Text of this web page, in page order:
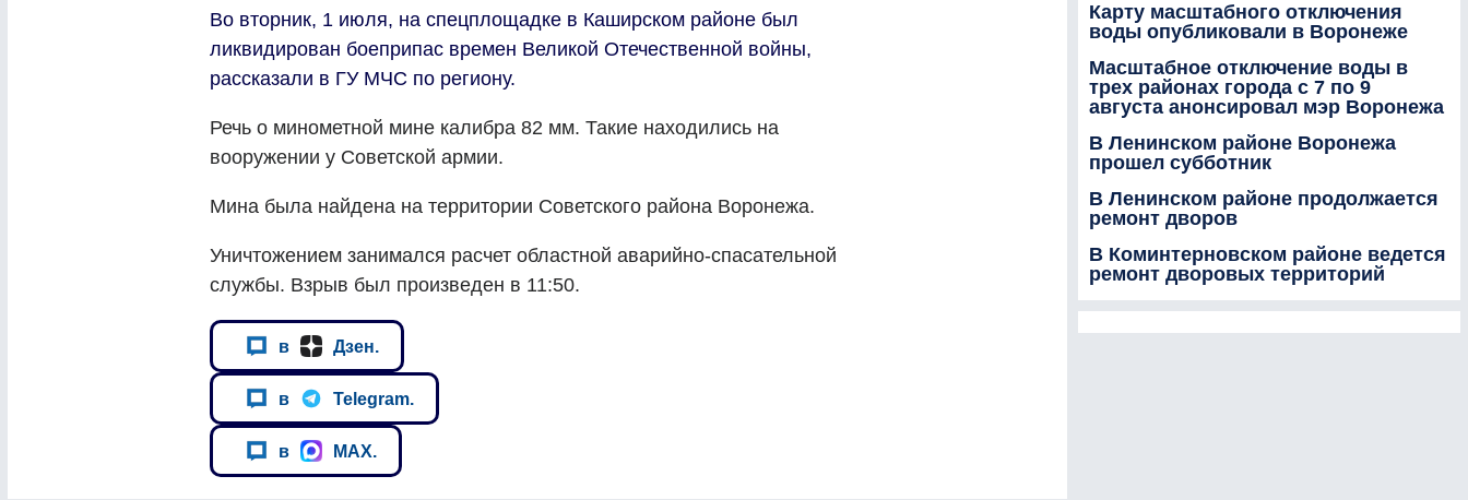
Во вторник, 1 июля, на спецплощадке в Каширском районе был
ликвидирован боеприпас времен Великой Отечественной войны,
рассказали в ГУ МЧС по региону.
Речь о минометной мине калибра 82 мм. Такие находились на
вооружении у Советской армии.
Мина была найдена на территории Советского района Воронежа.
Уничтожением занимался расчет областной аварийно-спасательной
службы. Взрыв был произведен в 11:50.
в Дзен.
в Telegram.
в MAX.
Карту масштабного отключения
воды опубликовали в Воронеже
Масштабное отключение воды в
трех районах города с 7 по 9
августа анонсировал мэр Воронежа
В Ленинском районе Воронежа
прошел субботник
В Ленинском районе продолжается
ремонт дворов
В Коминтерновском районе ведется
ремонт дворовых территорий